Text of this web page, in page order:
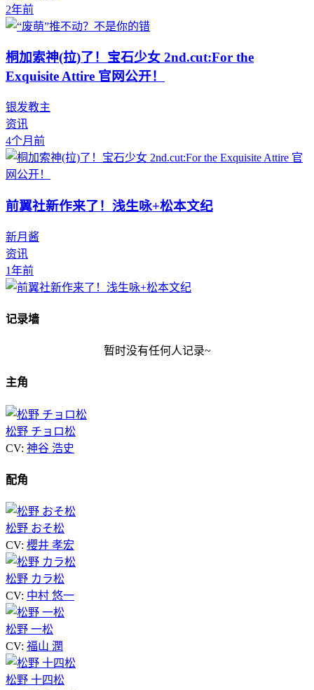
2年前
桐加索神(拉)了！宝石少女 2nd.cut:For the
Exquisite Attire 官网公开！
银发教主
资讯
4个月前
前翼社新作来了！浅生咏+松本文纪
新月酱
资讯
1年前
记录墙
暂时没有任何人记录~
主角
松野 チョロ松
CV: 神谷 浩史
配角
松野 おそ松
CV: 櫻井 孝宏
松野 カラ松
CV: 中村 悠一
松野 一松
CV: 福山 潤
松野 十四松